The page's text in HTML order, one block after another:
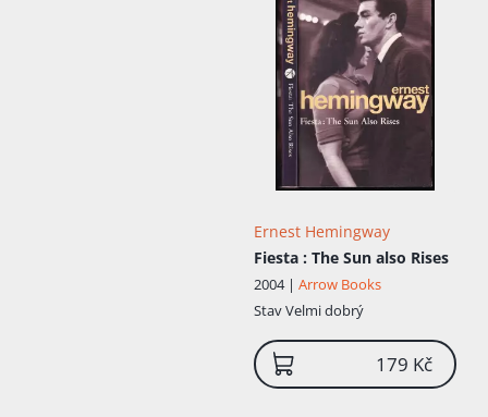
Ernest Hemingway
Fiesta : The Sun also Rises
2004 | Arrow Books
StavVelmi dobrý
179 Kč